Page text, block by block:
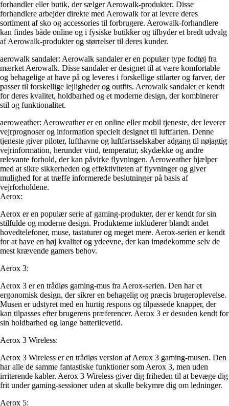
forhandler eller butik, der sælger Aerowalk-produkter. Disse
forhandlere arbejder direkte med Aerowalk for at levere deres
sortiment af sko og accessories til forbrugere. Aerowalk-forhandlere
kan findes både online og i fysiske butikker og tilbyder et bredt udvalg
af Aerowalk-produkter og størrelser til deres kunder.
aerowalk sandaler: Aerowalk sandaler er en populær type fodtøj fra
mærket Aerowalk. Disse sandaler er designet til at være komfortable
og behagelige at have på og leveres i forskellige stilarter og farver, der
passer til forskellige lejligheder og outfits. Aerowalk sandaler er kendt
for deres kvalitet, holdbarhed og et moderne design, der kombinerer
stil og funktionalitet.
aeroweather: Aeroweather er en online eller mobil tjeneste, der leverer
vejrprognoser og information specielt designet til luftfarten. Denne
tjeneste giver piloter, lufthavne og luftfartsselskaber adgang til nøjagtig
vejrinformation, herunder vind, temperatur, skydække og andre
relevante forhold, der kan påvirke flyvningen. Aeroweather hjælper
med at sikre sikkerheden og effektiviteten af flyvninger og giver
mulighed for at træffe informerede beslutninger på basis af
vejrforholdene.
Aerox:
Aerox er en populær serie af gaming-produkter, der er kendt for sin
stilfulde og moderne design. Produkterne inkluderer blandt andet
hovedtelefoner, muse, tastaturer og meget mere. Aerox-serien er kendt
for at have en høj kvalitet og ydeevne, der kan imødekomme selv de
mest krævende gamers behov.
Aerox 3:
Aerox 3 er en trådløs gaming-mus fra Aerox-serien. Den har et
ergonomisk design, der sikrer en behagelig og præcis brugeroplevelse.
Musen er udstyret med en hurtig respons og tilpassede knapper, der
kan tilpasses efter brugerens præferencer. Aerox 3 er desuden kendt for
sin holdbarhed og lange batterilevetid.
Aerox 3 Wireless:
Aerox 3 Wireless er en trådløs version af Aerox 3 gaming-musen. Den
har alle de samme fantastiske funktioner som Aerox 3, men uden
irriterende kabler. Aerox 3 Wireless giver dig friheden til at bevæge dig
frit under gaming-sessioner uden at skulle bekymre dig om ledninger.
Aerox 5: